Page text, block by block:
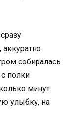
аккуратно
собиралась
полки
минут
улыбку, на